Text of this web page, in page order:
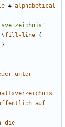
#'alphabetical
\fill-line {
}
unter
,
auf
die